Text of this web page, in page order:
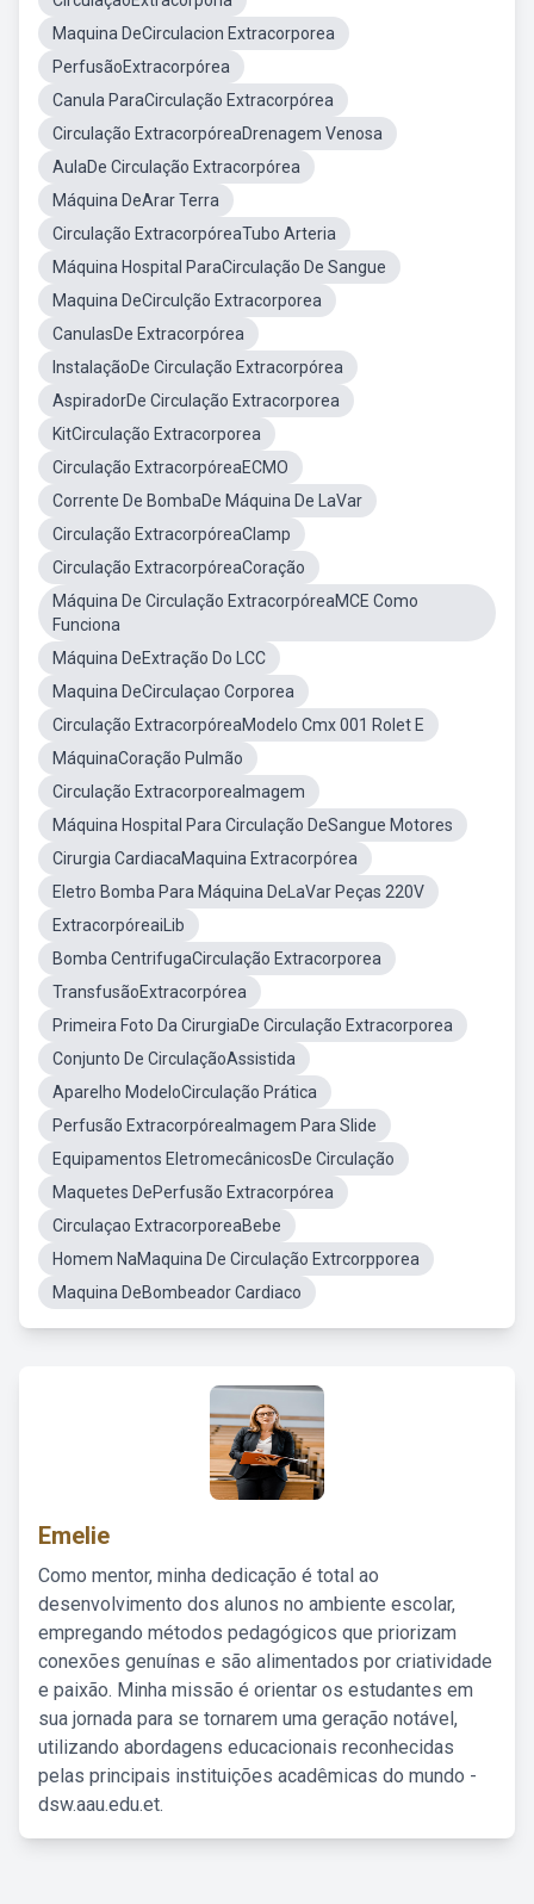
Maquina DeCirculacion Extracorporea
PerfusãoExtracorpórea
Canula ParaCirculação Extracorpórea
Circulação ExtracorpóreaDrenagem Venosa
AulaDe Circulação Extracorpórea
Máquina DeArar Terra
Circulação ExtracorpóreaTubo Arteria
Máquina Hospital ParaCirculação De Sangue
Maquina DeCirculção Extracorporea
CanulasDe Extracorpórea
InstalaçãoDe Circulação Extracorpórea
AspiradorDe Circulação Extracorporea
KitCirculação Extracorporea
Circulação ExtracorpóreaECMO
Corrente De BombaDe Máquina De LaVar
Circulação ExtracorpóreaClamp
Circulação ExtracorpóreaCoração
Máquina De Circulação ExtracorpóreaMCE Como
Funciona
Máquina DeExtração Do LCC
Maquina DeCirculaçao Corporea
Circulação ExtracorpóreaModelo Cmx 001 Rolet E
MáquinaCoração Pulmão
Circulação ExtracorporeaImagem
Máquina Hospital Para Circulação DeSangue Motores
Cirurgia CardiacaMaquina Extracorpórea
Eletro Bomba Para Máquina DeLaVar Peças 220V
ExtracorpóreaiLib
Bomba CentrifugaCirculação Extracorporea
TransfusãoExtracorpórea
Primeira Foto Da CirurgiaDe Circulação Extracorporea
Conjunto De CirculaçãoAssistida
Aparelho ModeloCirculação Prática
Perfusão ExtracorpóreaImagem Para Slide
Equipamentos EletromecânicosDe Circulação
Maquetes DePerfusão Extracorpórea
Circulaçao ExtracorporeaBebe
Homem NaMaquina De Circulação Extrcorpporea
Maquina DeBombeador Cardiaco
Emelie
Como mentor, minha dedicação é total ao
desenvolvimento dos alunos no ambiente escolar,
empregando métodos pedagógicos que priorizam
conexões genuínas e são alimentados por criatividade
e paixão. Minha missão é orientar os estudantes em
sua jornada para se tornarem uma geração notável,
utilizando abordagens educacionais reconhecidas
pelas principais instituições acadêmicas do mundo -
dsw.aau.edu.et.